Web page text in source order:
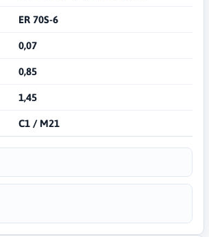
ER 70S-6
0,07
0,85
1,45
C1 / M21